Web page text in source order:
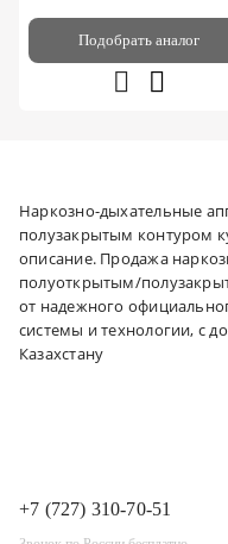
Подобрать аналог
Наркозно-дыхательные
полузакрытым контуром
описание. Продажа
полуоткрытым/
от надежного
системы и технологии, с
Казахстану
+7 (727) 310-70-51